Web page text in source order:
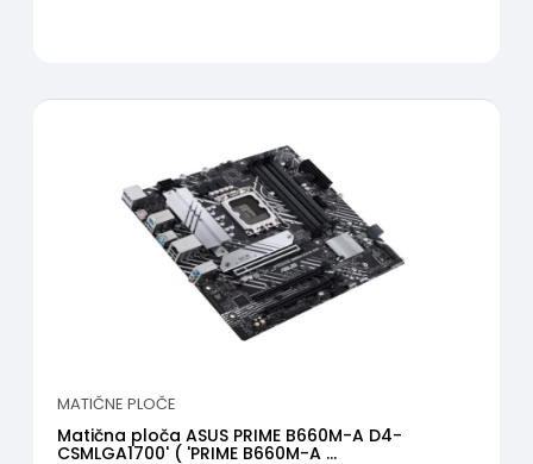
MATIČNE PLOČE
Matična ploča ASUS PRIME B660M-A D4-
CSMLGA1700' ( 'PRIME B660M-A ...